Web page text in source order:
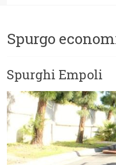
Spurgo
Spurghi Empoli